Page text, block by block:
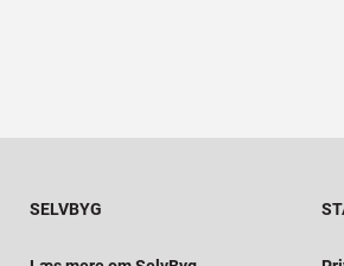
SELVBYG